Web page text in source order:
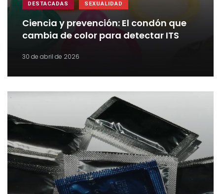
DESTACADAS SEXUALIDAD
Ciencia y prevención: El condón que
cambia de color para detectar ITS
30 de abril de 2026